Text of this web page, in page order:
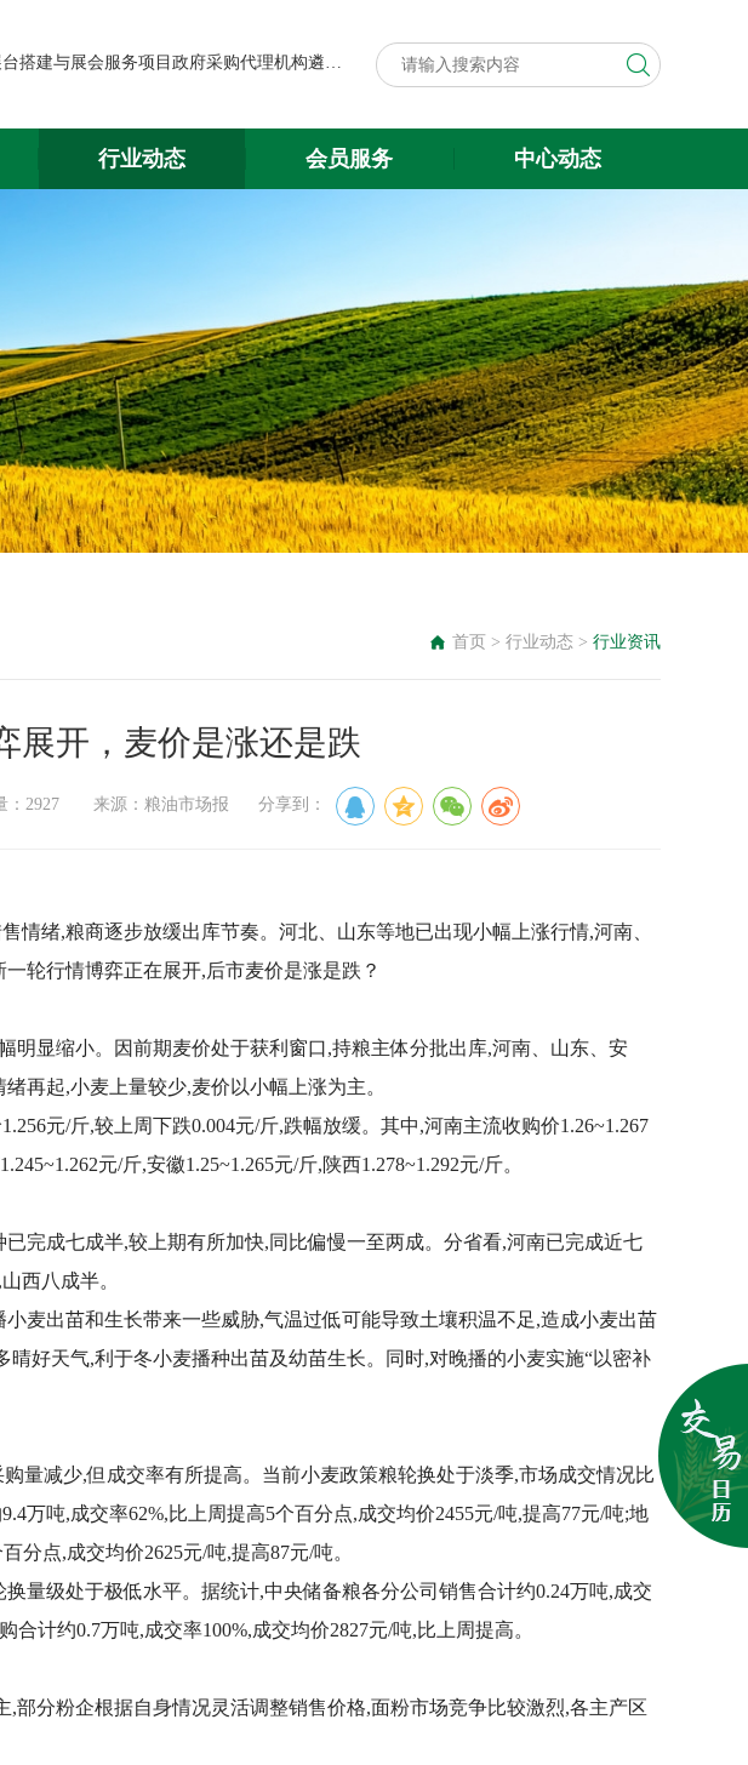
第八届中国粮食交易大会展台搭建与展会服务项目政府采购代理机构遴选结果公示
第八届中国粮食交易大会展台搭建与展会服务项目政府采购代理机构遴选结果公示
行业动态 会员服务 中心动态
首页 > 行业动态 > 行业资讯
展开，麦价是涨还是跌
：2927 来源：粮油市场报 分享到：
情绪,粮商逐步放缓出库节奏。河北、山东等地已出现小幅上涨行情,河南、
轮行情博弈正在展开,后市麦价是涨是跌？
明显缩小。因前期麦价处于获利窗口,持粮主体分批出库,河南、山东、安
再起,小麦上量较少,麦价以小幅上涨为主。
元/斤,较上周下跌0.004元/斤,跌幅放缓。其中,河南主流收购价1.26~1.267
元/斤,安徽1.25~1.265元/斤,陕西1.278~1.292元/斤。
完成七成半,较上期有所加快,同比偏慢一至两成。分省看,河南已完成近七
西八成半。
麦出苗和生长带来一些威胁,气温过低可能导致土壤积温不足,造成小麦出苗
好天气,利于冬小麦播种出苗及幼苗生长。同时,对晚播的小麦实施“以密补
量减少,但成交率有所提高。当前小麦政策粮轮换处于淡季,市场成交情况比
万吨,成交率62%,比上周提高5个百分点,成交均价2455元/吨,提高77元/吨;地
分点,成交均价2625元/吨,提高87元/吨。
量级处于极低水平。据统计,中央储备粮各分公司销售合计约0.24万吨,成交
计约0.7万吨,成交率100%,成交均价2827元/吨,比上周提高。
,部分粉企根据自身情况灵活调整销售价格,面粉市场竞争比较激烈,各主产区